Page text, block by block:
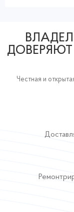
Честная и